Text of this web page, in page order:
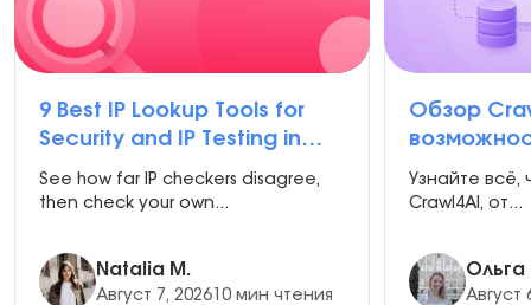
9 Best IP Lookup Tools for
Security and IP Testing in
2026
See how far IP checkers disagree,
then check your own...
Natalia M.
Август 7, 202610 мин чтения
Обзор
Узнайте всё,
Crawl4AI, от...
Ольга
Август